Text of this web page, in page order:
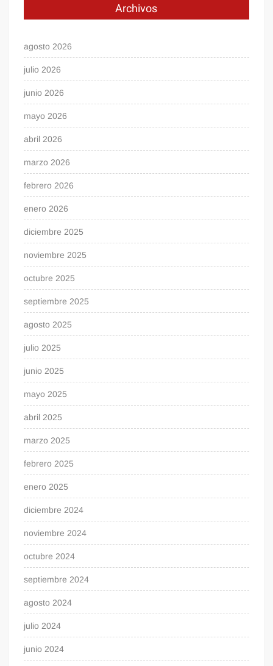
Archivos
agosto 2026
julio 2026
junio 2026
mayo 2026
abril 2026
marzo 2026
febrero 2026
enero 2026
diciembre 2025
noviembre 2025
octubre 2025
septiembre 2025
agosto 2025
julio 2025
junio 2025
mayo 2025
abril 2025
marzo 2025
febrero 2025
enero 2025
diciembre 2024
noviembre 2024
octubre 2024
septiembre 2024
agosto 2024
julio 2024
junio 2024